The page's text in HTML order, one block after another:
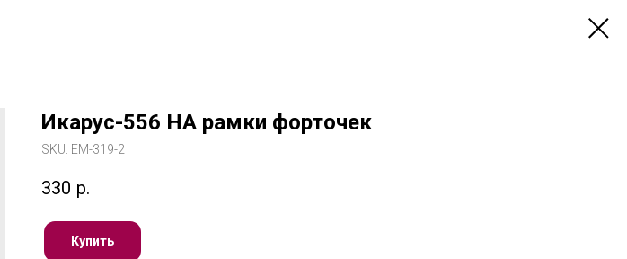
Икарус-556 НА рамки форточек
SKU: ЕМ-319-2
330 р.
Купить